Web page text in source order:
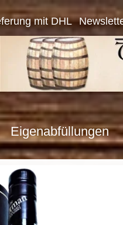
mit DHL
Eigenabfüllungen